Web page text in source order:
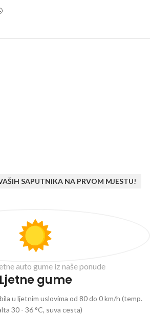
SAPUTNIKA NA PRVOM MJESTU!
auto gume iz naše ponude
Ljetne gume
u ljetnim uslovima od 80 do 0 km/h (temp.
30 - 36 °C, suva cesta)